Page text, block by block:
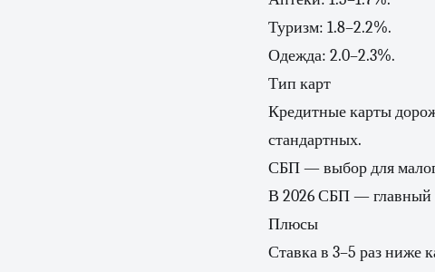
Туризм: 1.8–2.2%.
Одежда: 2.0–2.3%.
Тип карт
Кредитные карты
стандартных.
СБП — выбор для
В 2026 СБП — главный
Плюсы
Ставка в 3–5 раз ниже